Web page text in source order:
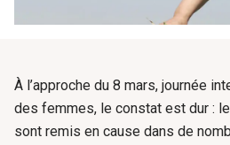
À l’approche du 8 mars, journée
des femmes, le constat est dur :
sont remis en cause dans de